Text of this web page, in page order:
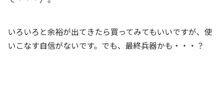
いろいろと余裕が出てきたら買ってみてもいいですが、使
いこなす自信がないです。でも、最終兵器かも・・・？